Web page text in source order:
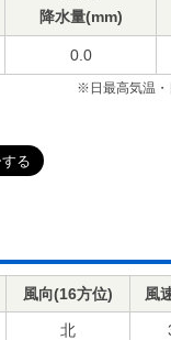
降水量(mm)
0.0
※日最高気温・
風向(16方位) 風
北